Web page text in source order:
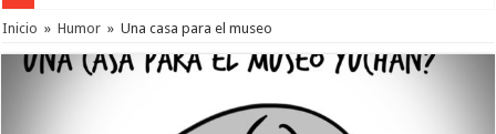
Inicio » Humor » Una casa para el museo